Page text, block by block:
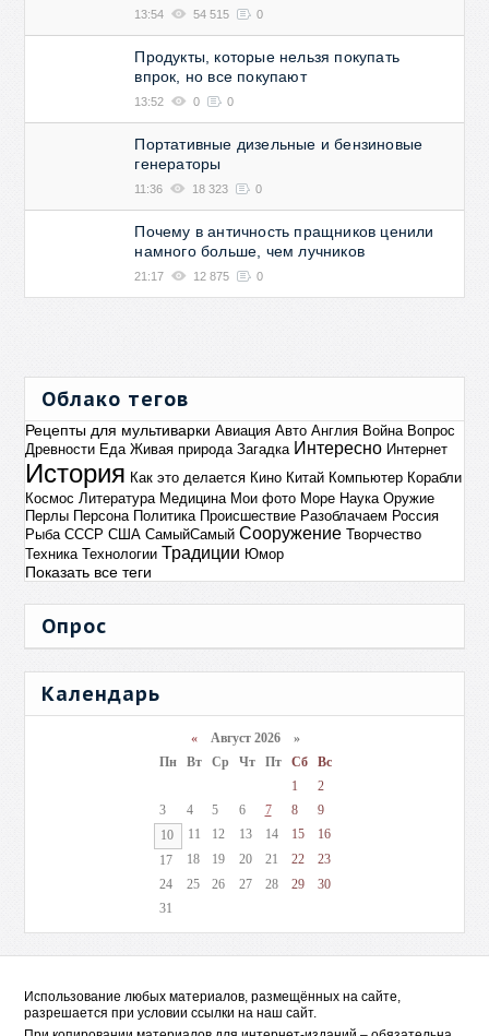
13:54 54 515 0
Продукты, которые нельзя покупать
впрок, но все покупают
13:52 0 0
Портативные дизельные и бензиновые
генераторы
11:36 18 323 0
Почему в античность пращников ценили
намного больше, чем лучников
21:17 12 875 0
Облако тегов
Рецепты для мультиварки Авиация Авто Англия Война Вопрос
Древности Еда Живая природа Загадка Интересно Интернет
История Как это делается Кино Китай Компьютер Корабли
Космос Литература Медицина Мои фото Море Наука Оружие
Перлы Персона Политика Происшествие Разоблачаем Россия
Рыба СССР США СамыйСамый Сооружение Творчество
Техника Технологии Традиции Юмор
Показать все теги
Опрос
Календарь
«Август 2026 »
Пн
Вт Ср Чт Пт Сб
Вс
1
2
3
4 5 6 7 8
9
10
11 12 13 14 15
16
17
18 19 20 21 22
23
24
25 26 27 28 29
30
31
Использование любых материалов, размещённых на сайте,
разрешается при условии ссылки на наш сайт.